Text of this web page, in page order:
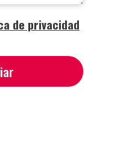
de privacidad